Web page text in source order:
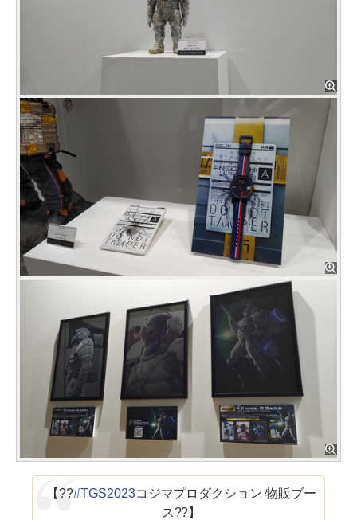
【??#TGS2023コジマプロダクション 物販ブー
ス??】